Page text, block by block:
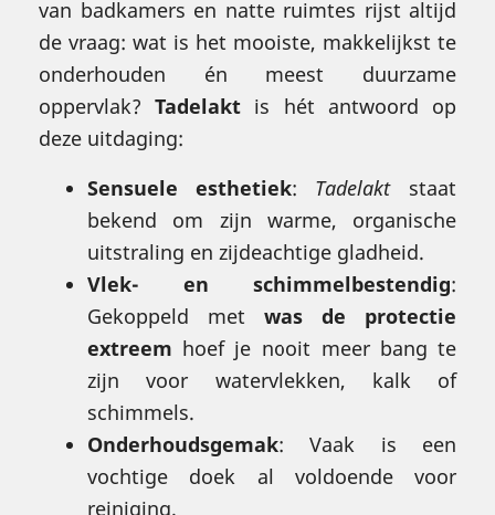
van badkamers en natte ruimtes rijst altijd
de vraag: wat is het mooiste, makkelijkst te
onderhouden én meest duurzame
oppervlak? Tadelakt is hét antwoord op
deze uitdaging:
Sensuele esthetiek: Tadelaktstaat
bekend om zijn warme, organische
uitstraling en zijdeachtige gladheid.
Vlek- en schimmelbestendig:
Gekoppeld met was de protectie
extreem hoef je nooit meer bang te
zijn voor watervlekken, kalk of
schimmels.
Onderhoudsgemak: Vaak is een
vochtige doek al voldoende voor
reiniging.